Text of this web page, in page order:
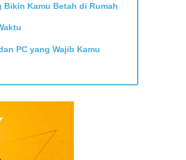
Bikin Kamu Betah di Rumah
PC yang Wajib Kamu